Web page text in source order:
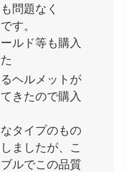
問題なく
す。
ルド等も購入
ヘルメットが
きたので購入
タイプのもの
ましたが、こ
ルでこの品質